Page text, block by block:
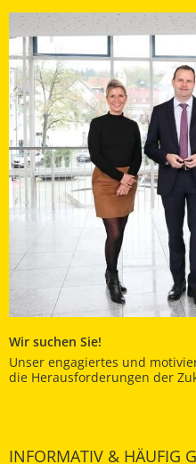
Wir suchen Sie!
Unser engagiertes und
die Herausforderungen der
INFORMATIV & HÄUFIG